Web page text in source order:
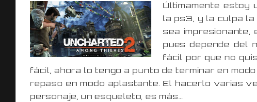
Últimamente estoy
la ps3, y la culpa la
sea impresionante,
pues depende del
fácil por que no
fácil, ahora lo tengo a punto de terminar en
repaso en modo aplastante. El hacerlo varias
personaje, un esqueleto, es más…